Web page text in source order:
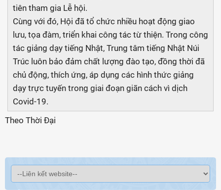
tiên tham gia Lễ hội.
Cùng với đó, Hội đã tổ chức nhiều hoạt động giao
lưu, tọa đàm, triển khai công tác từ thiện. Trong công
tác giảng dạy tiếng Nhật, Trung tâm tiếng Nhật Núi
Trúc luôn bảo đảm chất lượng đào tạo, đồng thời đã
chủ động, thích ứng, áp dụng các hình thức giảng
dạy trực tuyến trong giai đoạn giãn cách vì dịch
Covid-19.
Theo Thời Đại